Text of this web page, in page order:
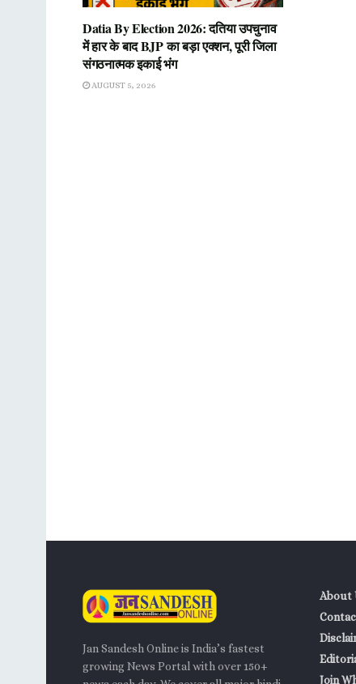
Datia By Election 2026: दतिया उपचुनाव
में हार के बाद BJP का बड़ा एक्शन, पूरी जिला
संगठनात्मक इकाई भंग
AUGUST 5, 2026
Jan Sandesh Online is India’s fastest
growing News Portal with over 150+
About
Join